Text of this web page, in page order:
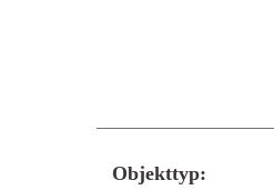
Objekttyp: